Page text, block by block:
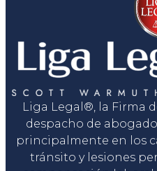
Liga Legal®, la Firma
despacho de
principalmente en los
tránsito y lesiones